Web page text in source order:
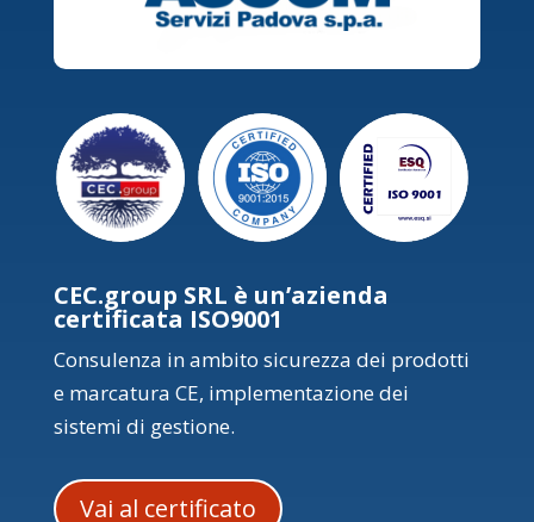
CEC.group SRL è un’azienda
certificata ISO9001
Consulenza in ambito sicurezza dei prodotti
e marcatura CE, implementazione dei
sistemi di gestione.
Vai al certificato